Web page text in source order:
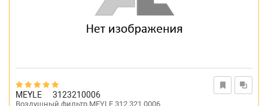
MEYLE 3123210006
Воздушный фильтр MEYLE 312 321 0006